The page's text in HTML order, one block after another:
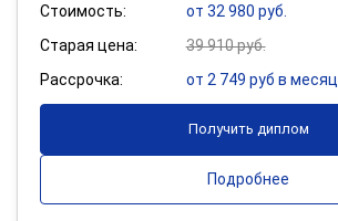
Стоимость:
от 32 980 руб.
Старая цена:
39 910 руб.
Рассрочка:
от 2 749 руб в месяц
Получить диплом
Подробнее